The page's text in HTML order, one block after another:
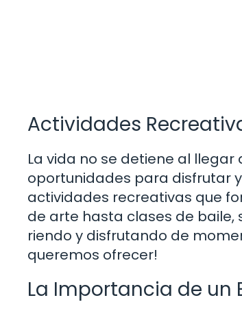
Actividades
La vida no se detiene al
oportunidades para disfrutar
actividades recreativas que
de arte hasta clases de baile,
riendo y disfrutando de
queremos ofrecer!
La Importancia de un